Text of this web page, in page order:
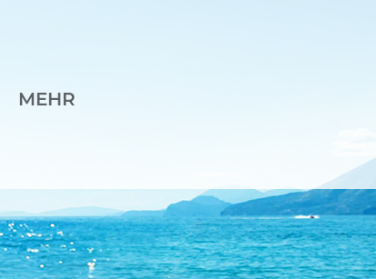
MEHR